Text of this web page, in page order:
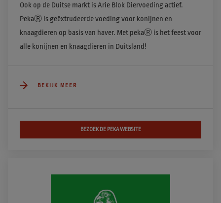
Ook op de Duitse markt is Arie Blok Diervoeding actief.
PekaⓇ is geëxtrudeerde voeding voor konijnen en
knaagdieren op basis van haver. Met pekaⓇ is het feest voor
alle konijnen en knaagdieren in Duitsland!
BEKIJK MEER
BEZOEK DE PEKA WEBSITE